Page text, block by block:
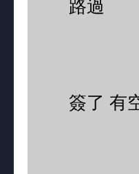
路過
簽了 有